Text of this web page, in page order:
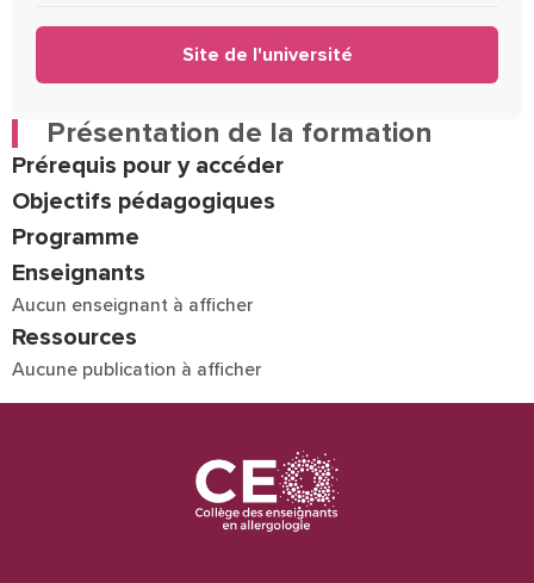
Présentation de la formation
Prérequis pour y accéder
Objectifs pédagogiques
Programme
Enseignants
Aucun enseignant à afficher
Ressources
Aucune publication à afficher
Site de l'université